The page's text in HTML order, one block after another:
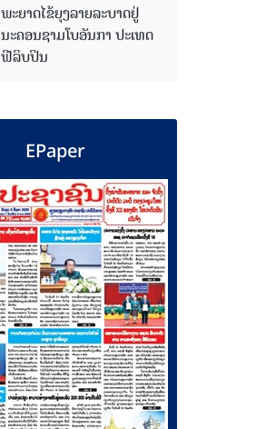
ພະຍາດໄຂ້ຍຸງລາຍລະບາດຢູ່
ນະຄອນຊາມໂບ​ອັນກາ ປະເທດ
ຟີລິບປິນ
EPaper